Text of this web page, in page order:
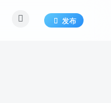
发布